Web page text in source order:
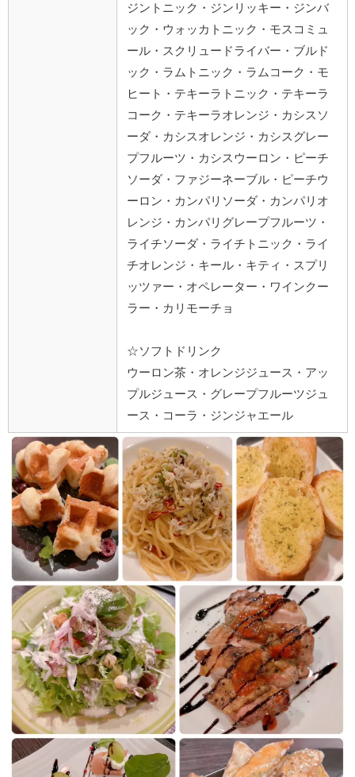
ジントニック・ジンリッキー・ジンバ
ック・ウォッカトニック・モスコミュ
ール・スクリュードライバー・ブルド
ック・ラムトニック・ラムコーク・モ
ヒート・テキーラトニック・テキーラ
コーク・テキーラオレンジ・カシスソ
ーダ・カシスオレンジ・カシスグレー
プフルーツ・カシスウーロン・ピーチ
ソーダ・ファジーネーブル・ピーチウ
ーロン・カンパリソーダ・カンパリオ
レンジ・カンパリグレープフルーツ・
ライチソーダ・ライチトニック・ライ
チオレンジ・キール・キティ・スプリ
ッツァー・オペレーター・ワインクー
ラー・カリモーチョ
☆ソフトドリンク
ウーロン茶・オレンジジュース・アッ
プルジュース・グレープフルーツジュ
ース・コーラ・ジンジャエール